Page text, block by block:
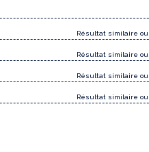
Résultat similaire
Résultat similaire
Résultat similaire
Résultat similaire